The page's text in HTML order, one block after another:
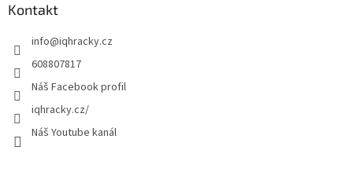
Kontakt
info@iqhracky.cz
608807817
Náš Facebook profil
iqhracky.cz/
Náš Youtube kanál